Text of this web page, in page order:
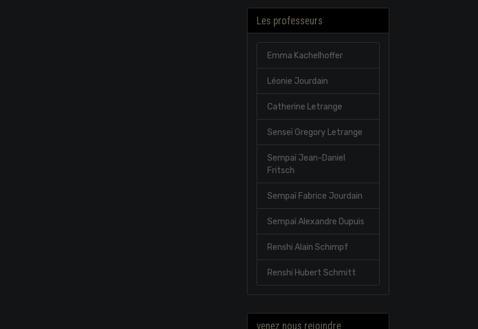
Les professeurs
Emma Kachelhoffer
Léonie Jourdain
Catherine Letrange
Senseï Gregory Letrange
Sempaï Jean-Daniel
Fritsch
Sempaï Fabrice Jourdain
Sempaï Alexandre Dupuis
Renshi Alain Schimpf
Renshi Hubert Schmitt
venez nous rejoindre